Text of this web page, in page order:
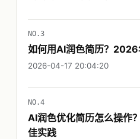
NO.3
如何用AI润色简历？
2026-04-17 20:04:20
NO.4
AI润色优化简历怎么操作
佳实践